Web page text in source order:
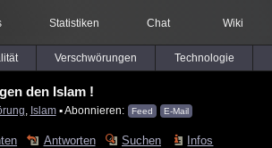
Statistiken Chat Wiki
Verschwörungen Technologie
den Islam !
Islam▪ Abonnieren: Feed E-Mail
Antworten Suchen Infos